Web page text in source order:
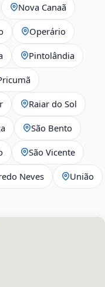
Nova Canaã
Operário
Pintolândia
Raiar do Sol
São Bento
São Vicente
Neves União